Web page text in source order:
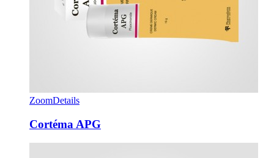
ZoomDetails
Cortéma APG